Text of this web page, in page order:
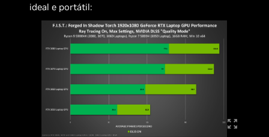
ideal e portátil: